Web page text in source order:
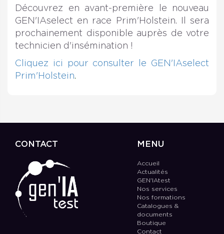
Découvrez en avant-première le nouveau
GEN'IAselect en race Prim'Holstein. Il sera
prochainement disponible auprès de votre
technicien d'insémination !
Cliquez ici pour consulter le GEN'IAselect
Prim'Holstein.
CONTACT MENU
Accueil
Actualités
GEN'IAtest
Nos services
Nos formations
Catalogues &
documents
Boutique
Contact